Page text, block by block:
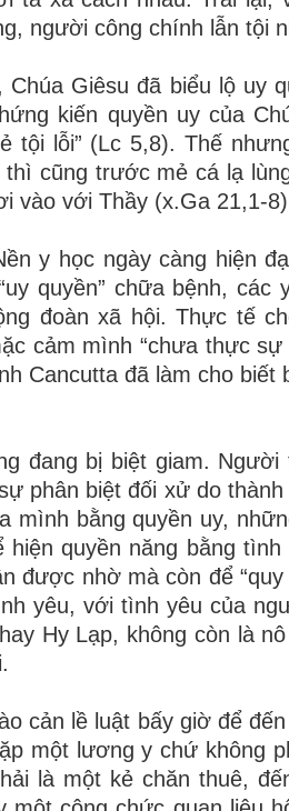
người công chính lẫn tội
Giêsu đã biểu lộ uy
kiến quyền uy của
tội lỗi” (Lc 5,8). Thế
cũng trước mẻ cá lạ
vào với Thầy (x.Ga 21,1-
y học ngày càng hiện
quyền” chữa bệnh,
đoàn xã hội. Thực tế
cảm mình “chưa thực
Cancutta đã làm cho
đang bị biệt giam.
phân biệt đối xử do
mình bằng quyền uy,
quyền năng bằng
được nhờ mà còn để
yêu, với tình yêu của
Hy Lạp, không còn là
cản lề luật bấy giờ để
một lương y chứ không
là một kẻ chăn thuê,